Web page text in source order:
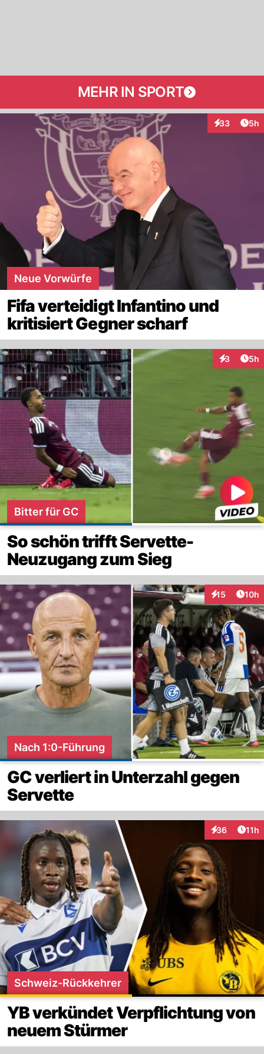
MEHR IN SPORT
33
Interaktionen
5h
Neue Vorwürfe
Fifa verteidigt Infantino und
kritisiert Gegner scharf
3 5h
Bitter für GC
So schön trifft Servette-
Neuzugang zum Sieg
15
Interaktionen
10h
Nach 1:0-Führung
GC verliert in Unterzahl gegen
Servette
36
Interaktionen
11h
Schweiz-Rückkehrer
YB verkündet Verpflichtung von
neuem Stürmer